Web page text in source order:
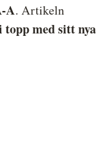
A. Artikeln
med sitt nya